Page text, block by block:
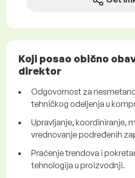
Koji posao obično
direktor
Odgovornost za
tehničkog odeljenja u
Upravljanje, koordiniranje,
vrednovanje podređenih
Praćenje trendova i
tehnologija u proizvodnji.